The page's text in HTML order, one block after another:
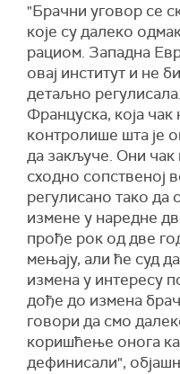
"Брачни уговор се
које су далеко
рациом. Западна
овај институт и не
детаљно
Француска, која чак
контролише шта је
да закључе. Они чак
сходно сопственој
регулисано тако
измене у наредне
прође рок од две
мењају, али ће суд
измена у интересу
дође до измена
говори да смо
коришћење онога
дефинисали",